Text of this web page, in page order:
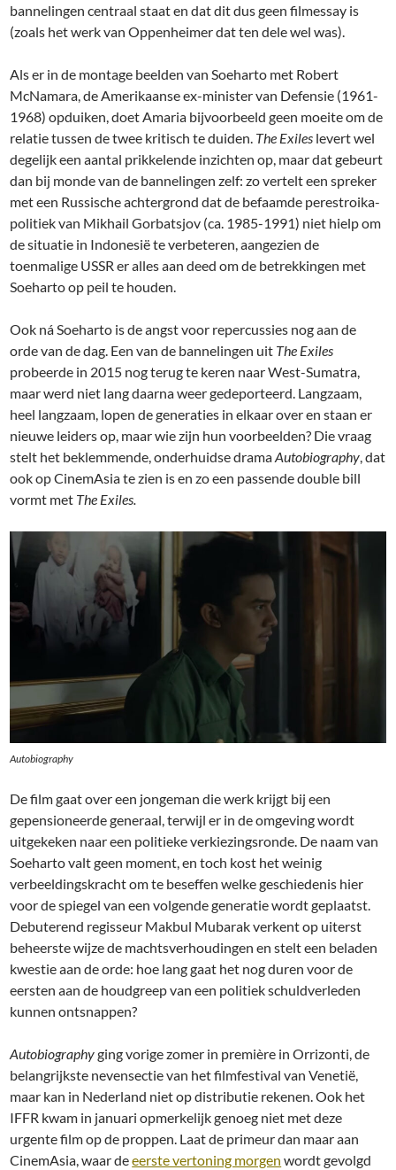
bannelingen centraal staat en dat dit dus geen filmessay is
(zoals het werk van Oppenheimer dat ten dele wel was).
Als er in de montage beelden van Soeharto met Robert
McNamara, de Amerikaanse ex-minister van Defensie (1961-
1968) opduiken, doet Amaria bijvoorbeeld geen moeite om de
relatie tussen de twee kritisch te duiden. The Exiles levert wel
degelijk een aantal prikkelende inzichten op, maar dat gebeurt
dan bij monde van de bannelingen zelf: zo vertelt een spreker
met een Russische achtergrond dat de befaamde perestroika-
politiek van Mikhail Gorbatsjov (ca. 1985-1991) niet hielp om
de situatie in Indonesië te verbeteren, aangezien de
toenmalige USSR er alles aan deed om de betrekkingen met
Soeharto op peil te houden.
Ook ná Soeharto is de angst voor repercussies nog aan de
orde van de dag. Een van de bannelingen uit The Exiles
probeerde in 2015 nog terug te keren naar West-Sumatra,
maar werd niet lang daarna weer gedeporteerd. Langzaam,
heel langzaam, lopen de generaties in elkaar over en staan er
nieuwe leiders op, maar wie zijn hun voorbeelden? Die vraag
stelt het beklemmende, onderhuidse dramaAutobiography, dat
ook op CinemAsia te zien is en zo een passende double bill
vormt met The Exiles.
Autobiography
De film gaat over een jongeman die werk krijgt bij een
gepensioneerde generaal, terwijl er in de omgeving wordt
uitgekeken naar een politieke verkiezingsronde. De naam van
Soeharto valt geen moment, en toch kost het weinig
verbeeldingskracht om te beseffen welke geschiedenis hier
voor de spiegel van een volgende generatie wordt geplaatst.
Debuterend regisseur Makbul Mubarak verkent op uiterst
beheerste wijze de machtsverhoudingen en stelt een beladen
kwestie aan de orde: hoe lang gaat het nog duren voor de
eersten aan de houdgreep van een politiek schuldverleden
kunnen ontsnappen?
Autobiographyging vorige zomer in première in Orrizonti, de
belangrijkste nevensectie van het filmfestival van Venetië,
maar kan in Nederland niet op distributie rekenen. Ook het
IFFR kwam in januari opmerkelijk genoeg niet met deze
urgente film op de proppen. Laat de primeur dan maar aan
CinemAsia, waar deeerste vertoning morgen wordt gevolgd